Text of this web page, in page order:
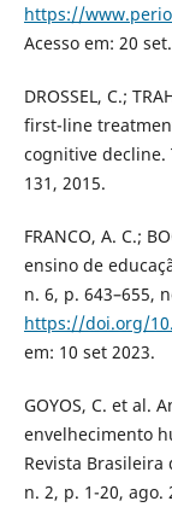
https://
Acesso em: 20
DROSSEL, C.;
first-line
cognitive decline.
131, 2015.
FRANCO, A. C.;
ensino de
n. 6, p. 643–655,
https://doi.org/
em: 10 set 2023.
GOYOS, C. et al.
envelhecimento
Revista Brasileira
n. 2, p. 1-20, ago.